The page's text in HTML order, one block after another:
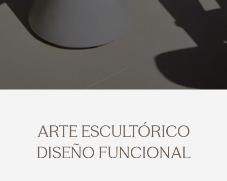
ARTE ESCULTÓRICO
DISEÑO FUNCIONAL